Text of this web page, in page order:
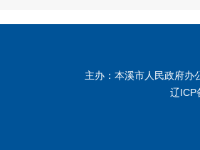
主办：本溪市人民政府
辽ICP